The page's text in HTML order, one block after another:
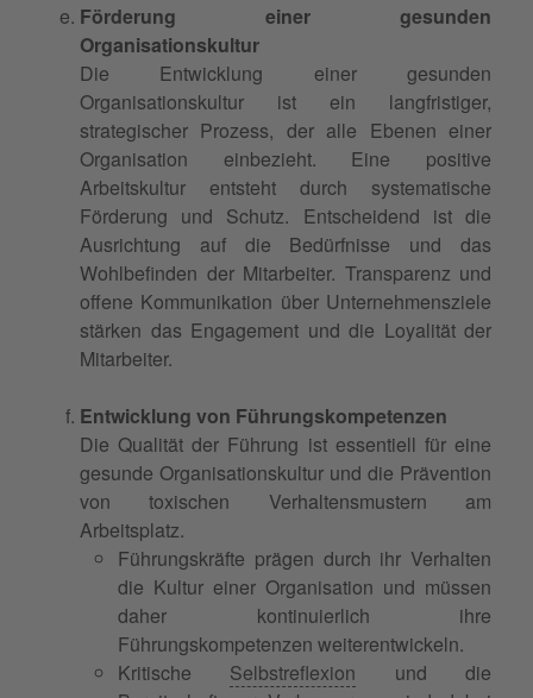
Förderung einer gesunden
Organisationskultur
Die Entwicklung einer gesunden
Organisationskultur ist ein langfristiger,
strategischer Prozess, der alle Ebenen einer
Organisation einbezieht. Eine positive
Arbeitskultur entsteht durch systematische
Förderung und Schutz. Entscheidend ist die
Ausrichtung auf die Bedürfnisse und das
Wohlbefinden der Mitarbeiter. Transparenz und
offene Kommunikation über Unternehmensziele
stärken das Engagement und die Loyalität der
Mitarbeiter.
Entwicklung von Führungskompetenzen
Die Qualität der Führung ist essentiell für eine
gesunde Organisationskultur und die Prävention
von toxischen Verhaltensmustern am
Arbeitsplatz.
Führungskräfte prägen durch ihr Verhalten
die Kultur einer Organisation und müssen
daher kontinuierlich ihre
Führungskompetenzen weiterentwickeln.
Kritische Selbstreflexion und die